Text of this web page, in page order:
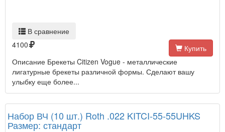
В сравнение
4100
Купить
Описание Брекеты Citizen Vogue - металлические
лигатурные брекеты различной формы. Сделают вашу
улыбку еще более...
Набор ВЧ (10 шт.) Roth .022 KITCI-55-55UHKS
Размер: стандарт